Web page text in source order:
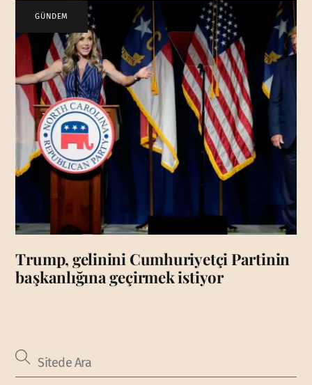
GÜNDEM
Trump, gelinini Cumhuriyetçi Partinin
başkanlığına geçirmek istiyor